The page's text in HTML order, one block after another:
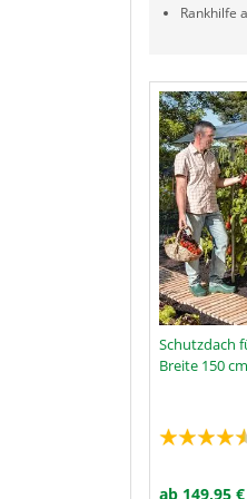
Rankhilfe
Schutzdach
Breite 150 cm
ab 149,95 €